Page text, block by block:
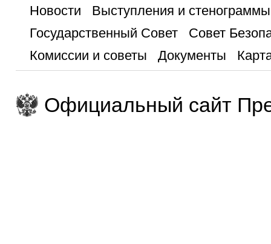
Новости
Выступления и стенограммы
Государственный Совет
Совет
Комиссии и советы
Документы
Официальный сайт